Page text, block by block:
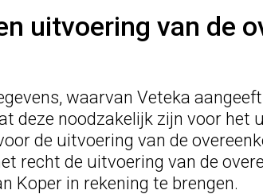
en
waarvan Veteka
deze noodzakelijk zijn voor het
de uitvoering van de
recht de uitvoering van de
Koper in rekening te brengen.